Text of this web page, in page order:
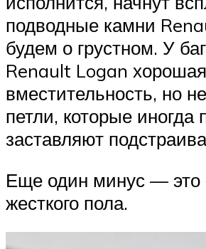
подводные камни
будем о грустном. У
Renault Logan хорошая
вместительность, но
петли, которые иногда
заставляют
Еще один минус — это
жесткого пола.